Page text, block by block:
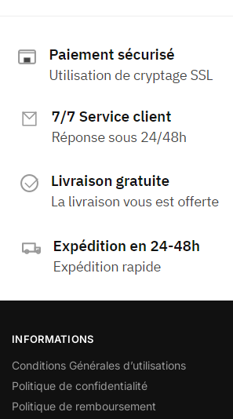
INFORMATIONS
Conditions Générales d’utilisations
Politique de confidentialité
Politique de remboursement